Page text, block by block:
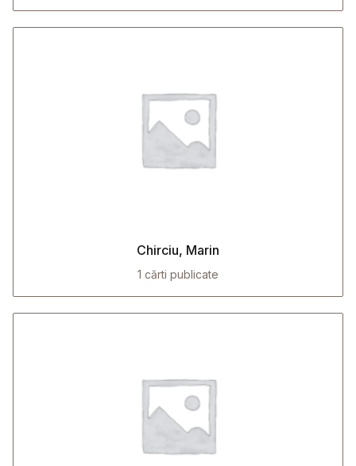
Chirciu, Marin
1 cărti publicate